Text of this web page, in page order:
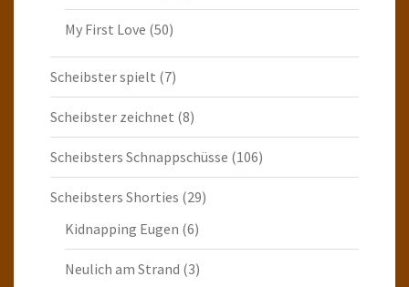
My First Love (50)
Scheibster spielt (7)
Scheibster zeichnet (8)
Scheibsters Schnappschüsse (106)
Scheibsters Shorties (29)
Kidnapping Eugen (6)
Neulich am Strand (3)